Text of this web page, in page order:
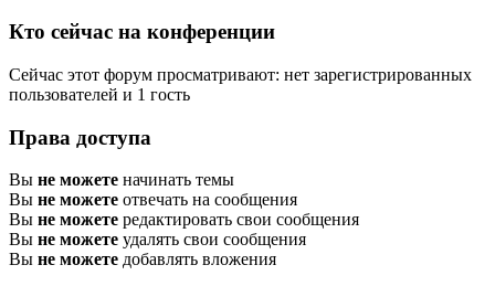
Кто сейчас на конференции
Сейчас этот форум просматривают: нет зарегистрированных
пользователей и 1 гость
Права доступа
Вы не можете начинать темы
Вы не можете отвечать на сообщения
Вы не можете редактировать свои сообщения
Вы не можете удалять свои сообщения
Вы не можете добавлять вложения